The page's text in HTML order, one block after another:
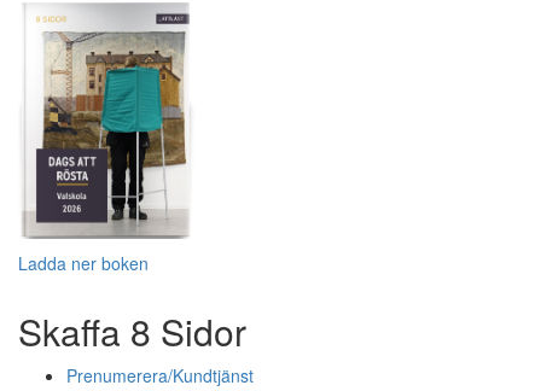
Ladda ner boken
Skaffa 8 Sidor
Prenumerera/Kundtjänst